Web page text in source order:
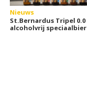
Nieuws
St.Bernardus Tripel 0.0
alcoholvrij speciaalbier